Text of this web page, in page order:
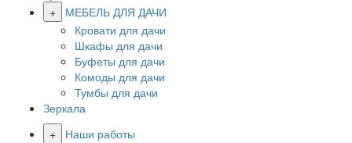
+
МЕБЕЛЬ ДЛЯ ДАЧИ
Кровати для дачи
Шкафы для дачи
Буфеты для дачи
Комоды для дачи
Тумбы для дачи
Зеркала
+
Наши работы